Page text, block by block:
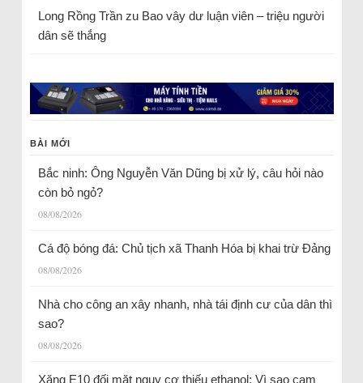
Long Rồng Trầnzu Bao vây dư luận viên – triệu người
dân sẽ thắng
BÀI MỚI
Bắc ninh: Ông Nguyễn Văn Dũng bị xử lý, câu hỏi nào
còn bỏ ngỏ?
08/08/2026
Cá độ bóng đá: Chủ tịch xã Thanh Hóa bị khai trừ Đảng
08/08/2026
Nhà cho công an xây nhanh, nhà tái định cư của dân thì
sao?
08/08/2026
Xăng E10 đối mặt nguy cơ thiếu ethanol: Vì sao cam